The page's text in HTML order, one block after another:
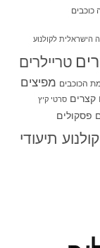
כוכבים
הישראלית לקולנוע
טריילרים
הכוכבים מפיצים
קצרים סרטי קיץ
פסקולים
קולנוע תיעודי